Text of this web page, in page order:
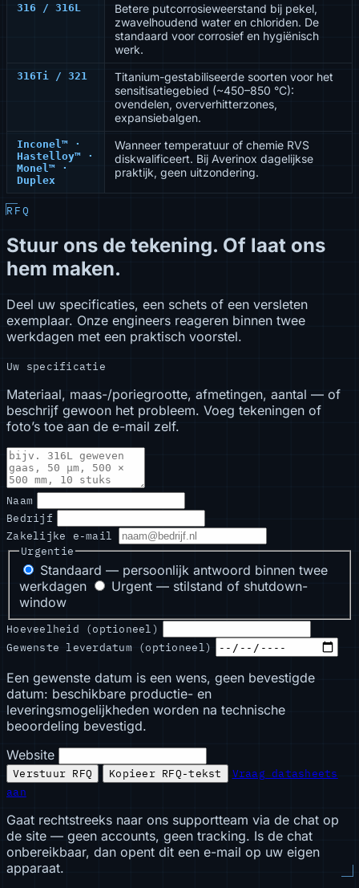
316 / 316L
Betere putcorrosieweerstand bij pekel,
zwavelhoudend water en chloriden. De
standaard voor corrosief en hygiënisch
werk.
316Ti / 321
Titanium-gestabiliseerde soorten voor het
sensitisatiegebied (~450–850 °C):
ovendelen, oververhitterzones,
expansiebalgen.
Inconel™ ·
Hastelloy™ ·
Monel™ ·
Duplex
Wanneer temperatuur of chemie RVS
diskwalificeert. Bij Averinox dagelijkse
praktijk, geen uitzondering.
RFQ
Stuur ons de tekening. Of laat ons
hem maken.
Deel uw specificaties, een schets of een versleten
exemplaar. Onze engineers reageren binnen twee
werkdagen met een praktisch voorstel.
Uw specificatie
Materiaal, maas-/poriegrootte, afmetingen, aantal — of
beschrijf gewoon het probleem. Voeg tekeningen of
foto’s toe aan de e-mail zelf.
Naam
Bedrijf
Zakelijke e-mail
Urgentie
Standaard — persoonlijk antwoord binnen twee
werkdagen
Urgent — stilstand of shutdown-
window
Hoeveelheid (optioneel)
Gewenste leverdatum (optioneel)
Een gewenste datum is een wens, geen bevestigde
datum: beschikbare productie- en
leveringsmogelijkheden worden na technische
beoordeling bevestigd.
Website
Verstuur RFQ Kopieer RFQ-tekst
Vraag datasheets
aan
Gaat rechtstreeks naar ons supportteam via de chat op
de site — geen accounts, geen tracking. Is de chat
onbereikbaar, dan opent dit een e-mail op uw eigen
apparaat.